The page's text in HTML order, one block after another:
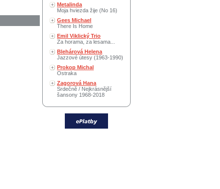
Metalinda
Moja hviezda žije (No 16)
Gees Michael
There Is Home
Emil Viklický Trio
Za horama, za lesama...
Blehárová Helena
Jazzové útesy (1963-1990)
Prokop Michal
Ostraka
Zagorová Hana
Srdečně / Nejkrásnější
šansony 1968-2018